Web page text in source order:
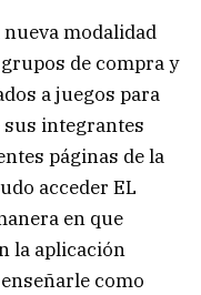
modalidad
de compra y
a juegos para
sus integrantes
páginas de la
acceder EL
en que
la aplicación
como